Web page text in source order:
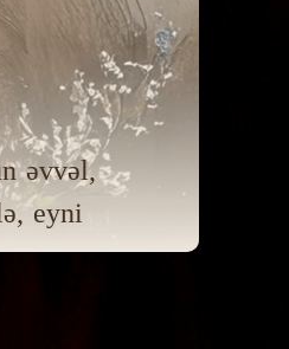
əvvəl,
eyni